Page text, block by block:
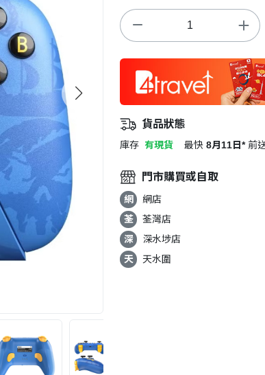
貨品狀態
庫存 有現貨 最快 8月11日* 前
門市購買或自取
網
網店
荃
荃灣店
深
深水埗店
天
天水圍